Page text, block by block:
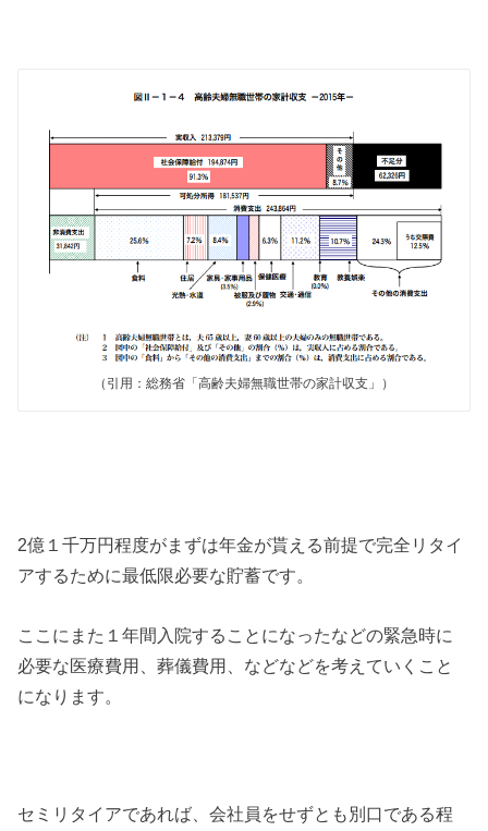
（引用：総務省「高齢夫婦無職世帯の家計収支」）
2億１千万円程度がまずは年金が貰える前提で完全リタイ
アするために最低限必要な貯蓄です。
ここにまた１年間入院することになったなどの緊急時に
必要な医療費用、葬儀費用、などなどを考えていくこと
になります。
セミリタイアであれば、会社員をせずとも別口である程